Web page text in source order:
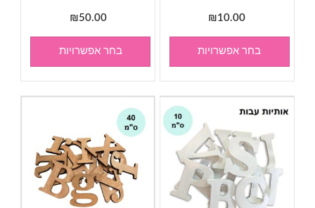
₪10.00
בחר אפשרויות
₪50.00
בחר אפשרויות